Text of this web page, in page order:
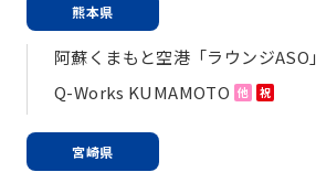
熊本県
阿蘇くまもと空港「ラウンジASO」
Q-Works KUMAMOTO 他 祝
宮崎県